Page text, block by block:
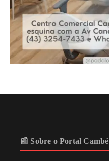
📰 Sobre o Portal Cambé